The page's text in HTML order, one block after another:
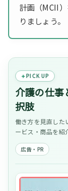
計画（MCII
りましょう。
PICK UP
介護の仕事
択肢
働き方を見直した
ービス・商品を紹
広告・PR